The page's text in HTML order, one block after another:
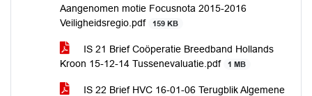
Aangenomen motie Focusnota 2015-2016
Veiligheidsregio.pdf
159 KB
IS 21 Brief Coöperatie Breedband Hollands
Kroon 15-12-14 Tussenevaluatie.pdf
1 MB
IS 22 Brief HVC 16-01-06 Terugblik Algemene